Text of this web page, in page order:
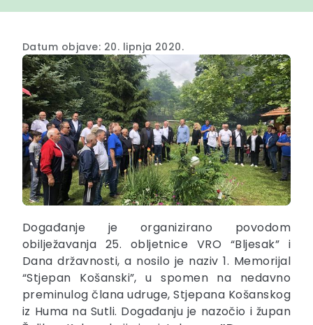
Datum objave: 20. lipnja 2020.
Događanje je organizirano povodom
obilježavanja 25. obljetnice VRO “Bljesak” i
Dana državnosti, a nosilo je naziv 1. Memorijal
“Stjepan Košanski”, u spomen na nedavno
preminulog člana udruge, Stjepana Košanskog
iz Huma na Sutli. Događanju je nazočio i župan